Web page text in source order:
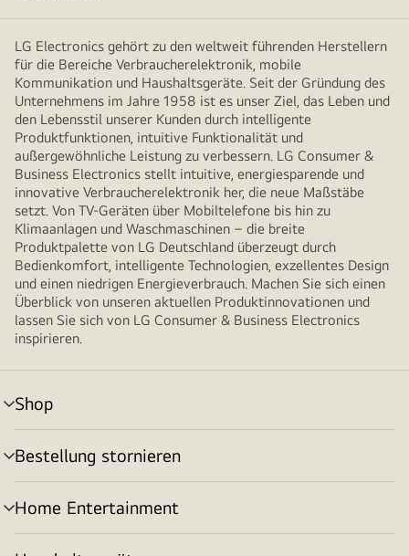
LG Electronics gehört zu den weltweit führenden Herstellern
für die Bereiche Verbraucherelektronik, mobile
Kommunikation und Haushaltsgeräte. Seit der Gründung des
Unternehmens im Jahre 1958 ist es unser Ziel, das Leben und
den Lebensstil unserer Kunden durch intelligente
Produktfunktionen, intuitive Funktionalität und
außergewöhnliche Leistung zu verbessern. LG Consumer &
Business Electronics stellt intuitive, energiesparende und
innovative Verbraucherelektronik her, die neue Maßstäbe
setzt. Von TV-Geräten über Mobiltelefone bis hin zu
Klimaanlagen und Waschmaschinen – die breite
Produktpalette von LG Deutschland überzeugt durch
Bedienkomfort, intelligente Technologien, exzellentes Design
und einen niedrigen Energieverbrauch. Machen Sie sich einen
Überblick von unseren aktuellen Produktinnovationen und
lassen Sie sich von LG Consumer & Business Electronics
inspirieren.
Shop
Menü
umschalten
Bestellung stornieren
Menü
umschalten
Home Entertainment
Menü
umschalten